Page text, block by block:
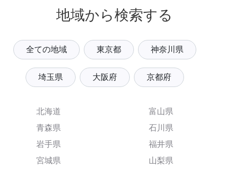
地域から検索する
全ての地域 東京都 神奈川県
埼玉県 大阪府 京都府
北海道
青森県
岩手県
宮城県
富山県
石川県
福井県
山梨県